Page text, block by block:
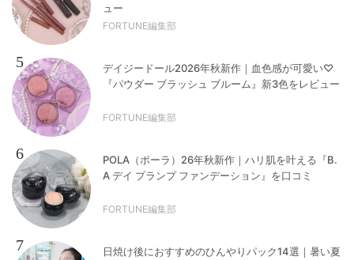
ュー
FORTUNE編集部
5
デイジードール2026年秋新作｜血色感が可愛い♡
『パウダー ブラッシュ ブルーム』新3色をレビュー
FORTUNE編集部
6
POLA（ポーラ）26年秋新作｜ハリ肌を叶える『B.
A デイ プランプ ファンデーション』を口コミ
FORTUNE編集部
7
日焼け後におすすめのひんやりパック14選｜暑い夏